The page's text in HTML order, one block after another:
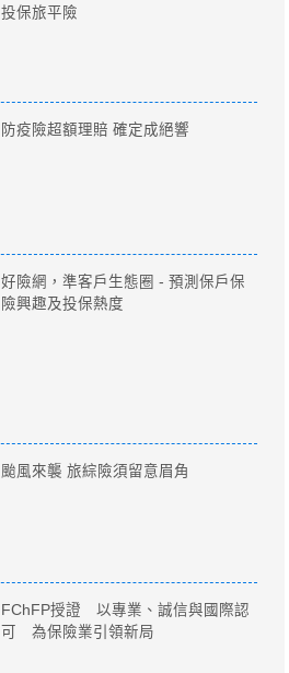
投保旅平險
防疫險超額理賠 確定成絕響
好險網，準客戶生態圈 - 預測保戶保
險興趣及投保熱度
颱風來襲 旅綜險須留意眉角
FChFP授證 以專業、誠信與國際認
可 為保險業引領新局